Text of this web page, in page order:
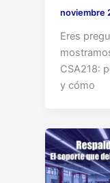
noviembre
Eres
CSA218:
y cómo